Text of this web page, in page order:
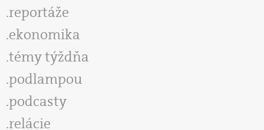
reportáže
ekonomika
témy týždňa
podlampou
podcasty
relácie